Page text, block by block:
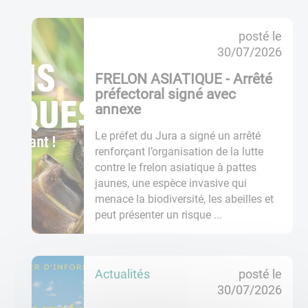
6
a
c
u
a
i
t
é
s
a
i
h
posté le
30/07/2026
FRELON ASIATIQUE - Arrêté
préfectoral signé avec
annexe
Le préfet du Jura a signé un arrêté
renforçant l’organisation de la lutte
contre le frelon asiatique à pattes
jaunes, une espèce invasive qui
menace la biodiversité, les abeilles et
peut présenter un risque ...
Actualités
posté le
30/07/2026